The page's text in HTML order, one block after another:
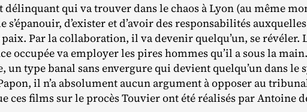
délinquant qui va trouver dans le chaos à Lyon (au même
s’épanouir, d’exister et d’avoir des responsabilités
Par la collaboration, il va devenir quelqu’un, se révéler.
occupée va employer les pires hommes qu’il a sous la
un type banal sans envergure qui devient quelqu’un dans le
il n’a absolument aucun argument à opposer au
ces films sur le procès Touvier ont été réalisés par Antoine